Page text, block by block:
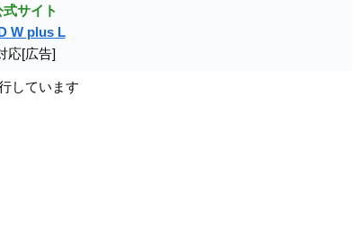
サイト
W plus L
応[広告]
しています